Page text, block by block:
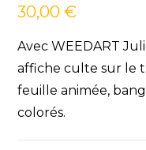
30,00€
Avec WEEDART
affiche culte sur le
feuille animée,
colorés.